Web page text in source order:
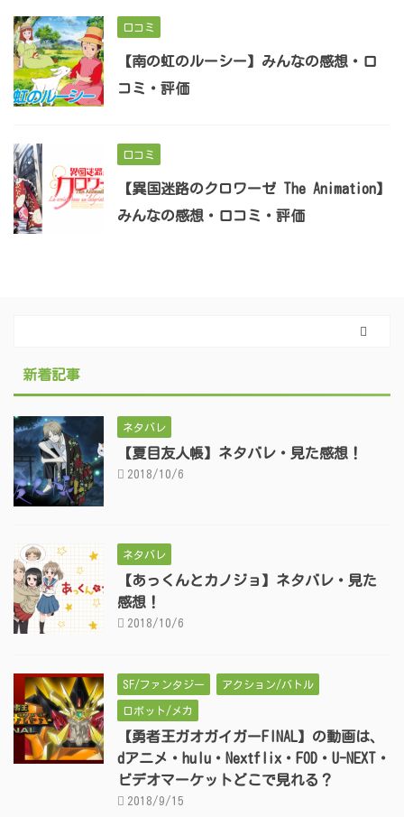
口コミ
【南の虹のルーシー】みんなの感想・口
コミ・評価
口コミ
【異国迷路のクロワーゼ The Animation】
みんなの感想・口コミ・評価
新着記事
ネタバレ
【夏目友人帳】ネタバレ・見た感想！
2018/10/6
ネタバレ
【あっくんとカノジョ】ネタバレ・見た
感想！
2018/10/6
SF/ファンタジー アクション/バトル
ロボット/メカ
【勇者王ガオガイガーFINAL】の動画は、
dアニメ・hulu・Nextflix・FOD・U-NEXT・
ビデオマーケットどこで見れる？
2018/9/15